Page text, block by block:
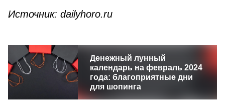
Источник: dailyhoro.ru
Денежный лунный
календарь на февраль 2024
года: благоприятные дни
для шопинга